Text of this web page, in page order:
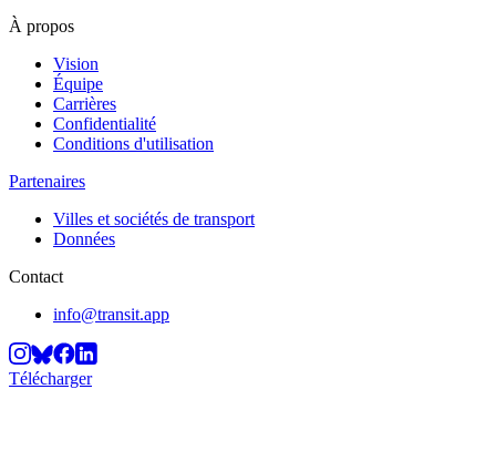
À propos
Vision
Équipe
Carrières
Confidentialité
Conditions d'utilisation
Partenaires
Villes et sociétés de transport
Données
Contact
info@transit.app
Télécharger